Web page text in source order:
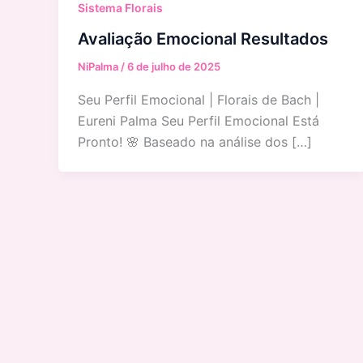
Sistema Florais
Avaliação Emocional Resultados
NiPalma /6 de julho de 2025
Seu Perfil Emocional | Florais de Bach |
Eureni Palma Seu Perfil Emocional Está
Pronto! 🌸 Baseado na análise dos […]